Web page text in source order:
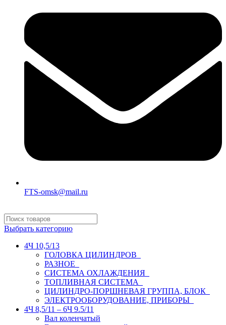
FTS-omsk@mail.ru
Выбрать категорию
4Ч 10,5/13
ГОЛОВКА ЦИЛИНДРОВ
РАЗНОЕ
СИСТЕМА ОХЛАЖДЕНИЯ
ТОПЛИВНАЯ СИСТЕМА
ЦИЛИНДРО-ПОРШНЕВАЯ ГРУППА, БЛОК
ЭЛЕКТРООБОРУДОВАНИЕ, ПРИБОРЫ
4Ч 8,5/11 – 6Ч 9.5/11
Вал коленчатый